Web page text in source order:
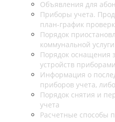
Объявления для
Приборы учета.
план-график
Порядок
коммунальной
Порядок
устройств
Информация о
приборов учета,
Порядок снятия и
учета
Расчетные способы